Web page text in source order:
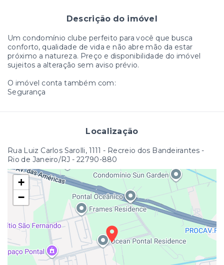
Descrição do imóvel
Um condomínio clube perfeito para você que busca
conforto, qualidade de vida e não abre mão da estar
próximo a natureza. Preço e disponibilidade do imóvel
sujeitos a alteração sem aviso prévio.
O imóvel conta também com:
Segurança
Localização
Rua Luiz Carlos Sarolli, 1111 - Recreio dos Bandeirantes -
Rio de Janeiro/RJ - 22790-880
+
−